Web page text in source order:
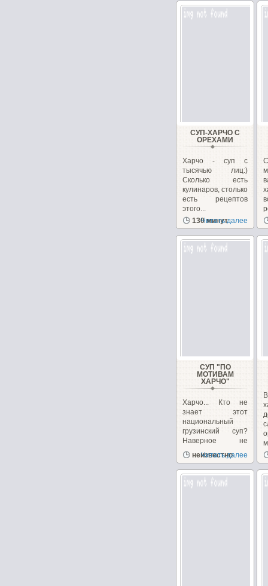
СУП-ХАРЧО С
ОРЕХАМИ
Харчо - суп с
тысячью лиц:)
Сколько есть
кулинаров, столько
есть рецептов
этого...
130 минут
Читать далее
СУП "ПО
МОТИВАМ
ХАРЧО"
Харчо... Кто не
знает этот
национальный
грузинский суп?
Наверное не
ошибусь,...
неизвестно
Читать далее